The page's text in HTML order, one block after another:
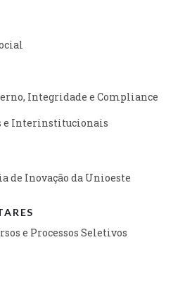
Integridade e Compliance
e Interinstitucionais
de Inovação da Unioeste
e Processos Seletivos